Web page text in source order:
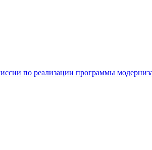
по реализации программы